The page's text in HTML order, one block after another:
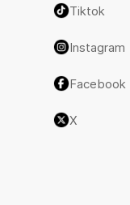
Tiktok
Instagram
Facebook
X